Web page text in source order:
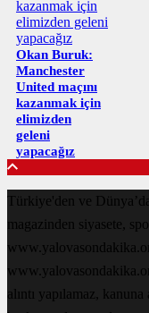
Okan Buruk:
Manchester
United maçını
kazanmak için
elimizden
geleni
yapacağız
Türkiye'den ve
magazinden siyasete,
alıntı yapılamaz,